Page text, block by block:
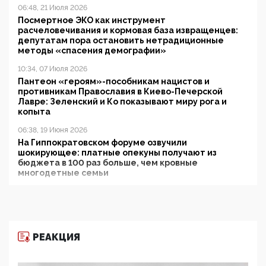
06:48, 21 Июля 2026
Посмертное ЭКО как инструмент
расчеловечивания и кормовая база извращенцев:
депутатам пора остановить нетрадиционные
методы «спасения демографии»
10:34, 07 Июля 2026
Пантеон «героям»-пособникам нацистов и
противникам Православия в Киево-Печерской
Лавре: Зеленский и Ко показывают миру рога и
копыта
06:38, 19 Июня 2026
На Гиппократовском форуме озвучили
шокирующее: платные опекуны получают из
бюджета в 100 раз больше, чем кровные
многодетные семьи
11:53, 09 Июня 2026
РЕАКЦИЯ